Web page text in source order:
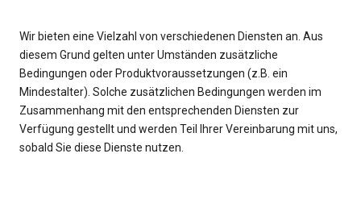
Wir bieten eine Vielzahl von verschiedenen Diensten an. Aus
diesem Grund gelten unter Umständen zusätzliche
Bedingungen oder Produktvoraussetzungen (z.B. ein
Mindestalter). Solche zusätzlichen Bedingungen werden im
Zusammenhang mit den entsprechenden Diensten zur
Verfügung gestellt und werden Teil Ihrer Vereinbarung mit uns,
sobald Sie diese Dienste nutzen.